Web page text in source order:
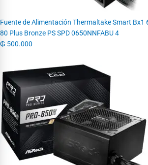
Fuente de Alimentación Thermaltake Smart Bx1
80 Plus Bronze PS SPD 0650NNFABU 4
₲ 500.000